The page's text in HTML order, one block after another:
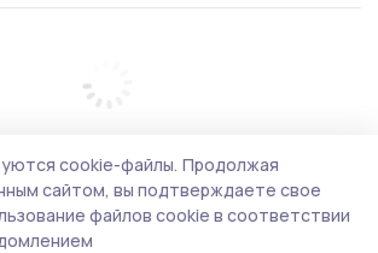
cookie-файлы. Продолжая
сайтом, вы подтверждаете свое
файлов cookie в соответствии